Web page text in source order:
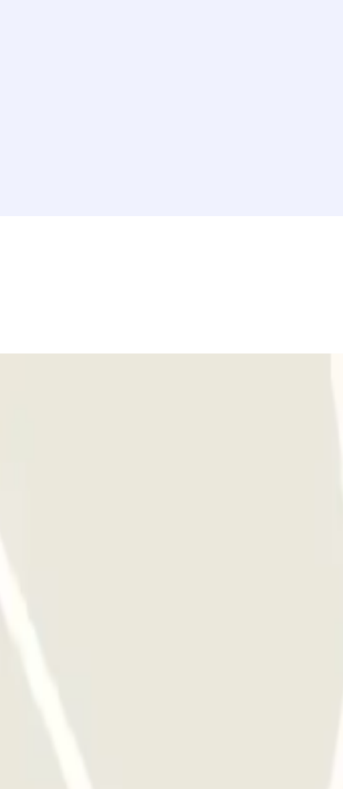
plaats. Ga naar de informatiebalie met de
ONGELIMITEERD IN- EN